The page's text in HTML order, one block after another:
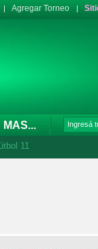
Agregar Torneo
MAS...
11